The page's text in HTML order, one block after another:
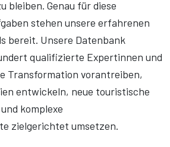
bleiben. Genau für diese
stehen unsere erfahrenen
bereit. Unsere Datenbank
qualifizierte Expertinnen und
Transformation vorantreiben,
entwickeln, neue touristische
komplexe
zielgerichtet umsetzen.